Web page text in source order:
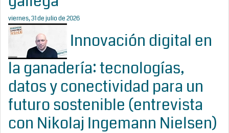
viernes, 31 de julio de 2026
Innovación digital en
la ganadería: tecnologías,
datos y conectividad para un
futuro sostenible (entrevista
con Nikolaj Ingemann Nielsen)